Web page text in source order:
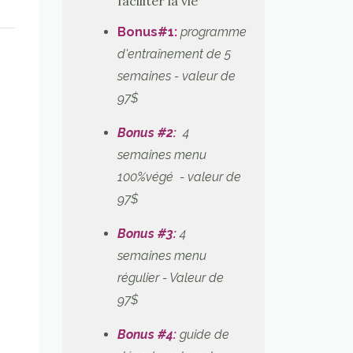
Bonus#1: programme
d'entraînement de 5
semaines - valeur de
97$
Bonus #2: 4
semaines menu
100%végé - valeur de
97$
Bonus #3: 4
semaines menu
régulier - Valeur de
97$
Bonus #4: guide de